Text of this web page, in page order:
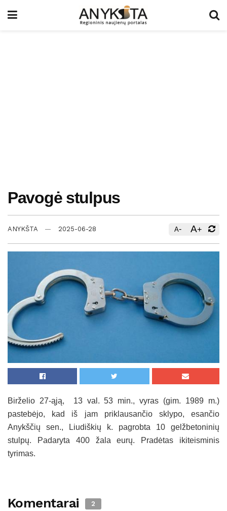
Pavogė stulpus
ANYKŠTA 2025-06-28 A- A+
Birželio 27-ąją, 13 val. 53 min., vyras (gim. 1989 m.)
pastebėjo, kad iš jam priklausančio sklypo, esančio
Anykščių sen., Liudiškių k. pagrobta 10 gelžbetoninių
stulpų. Padaryta 400 žala eurų. Pradėtas ikiteisminis
tyrimas.
Komentarai 2